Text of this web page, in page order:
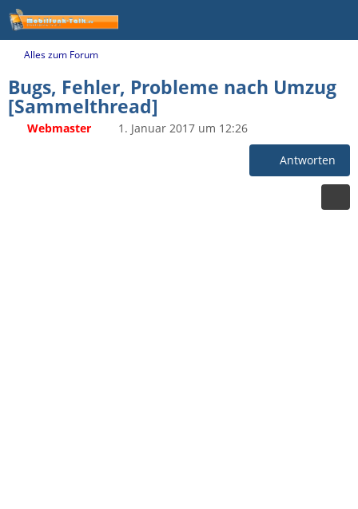
Alles zum Forum
Bugs, Fehler, Probleme nach Umzug
[Sammelthread]
Webmaster 1. Januar 2017 um 12:26
Antworten